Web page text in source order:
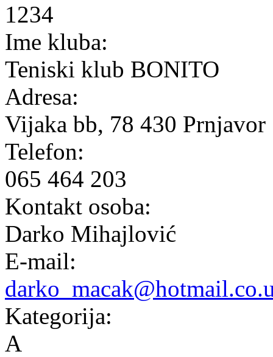
1234
Ime kluba:
Teniski klub BONITO
Adresa:
Vijaka bb, 78 430 Prnjavor
Telefon:
065 464 203
Kontakt osoba:
Darko Mihajlović
E-mail:
Kategorija:
A